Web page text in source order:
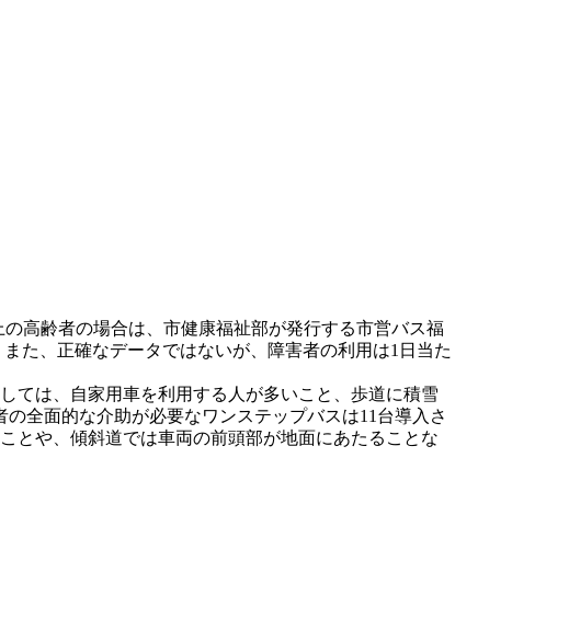
高齢者の場合は、市健康福祉部が発行する市営バス福
た、正確なデータではないが、障害者の利用は1日当た
ては、自家用車を利用する人が多いこと、歩道に積雪
全面的な介助が必要なワンステップバスは11台導入さ
とや、傾斜道では車両の前頭部が地面にあたることな